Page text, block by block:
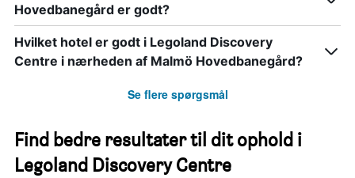
Hovedbanegård er godt?
Hvilket hotel er godt i Legoland Discovery
Centre i nærheden af Malmö Hovedbanegård?
Se flere spørgsmål
Find bedre resultater til dit ophold i
Legoland Discovery Centre